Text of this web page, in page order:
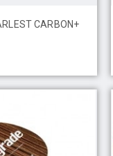
CARBON+